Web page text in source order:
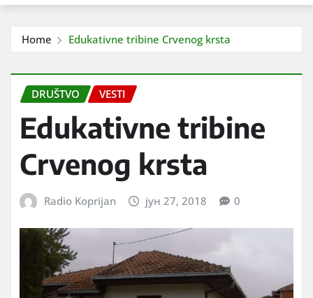
Home Edukativne tribine Crvenog krsta
DRUŠTVO VESTI
Edukativne tribine
Crvenog krsta
Radio Koprijan јун 27, 2018 0